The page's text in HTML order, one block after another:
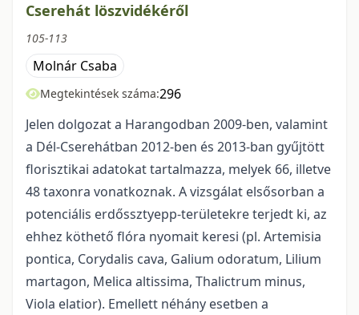
Cserehát löszvidékéről
105-113
Molnár Csaba
Megtekintések száma:296
Jelen dolgozat a Harangodban 2009-ben, valamint
a Dél-Cserehátban 2012-ben és 2013-ban gyűjtött
florisztikai adatokat tartalmazza, melyek 66, illetve
48 taxonra vonatkoznak. A vizsgálat elsősorban a
potenciális erdőssztyepp-területekre terjedt ki, az
ehhez köthető flóra nyomait keresi (pl. Artemisia
pontica, Corydalis cava, Galium odoratum, Lilium
martagon, Melica altissima, Thalictrum minus,
Viola elatior). Emellett néhány esetben a